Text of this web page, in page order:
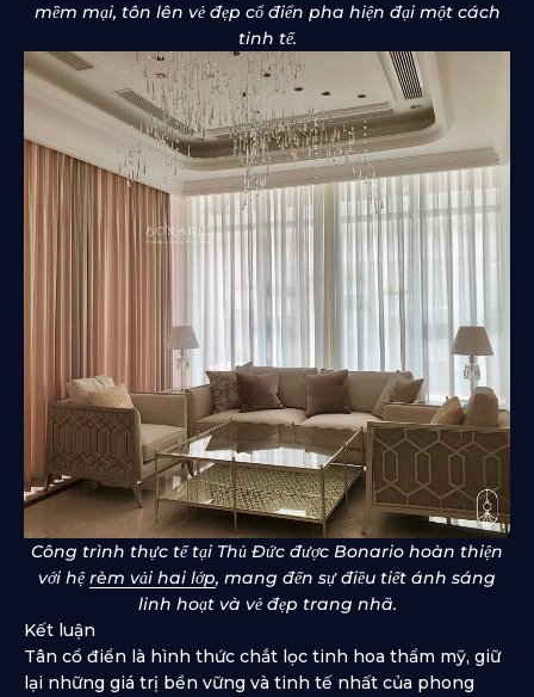
mềm mại, tôn lên vẻ đẹp cổ điển pha hiện đại một cách
tinh tế.
Công trình thực tế tại Thủ Đức được Bonario hoàn thiện
với hệrèm vải hai lớp, mang đến sự điều tiết ánh sáng
linh hoạt và vẻ đẹp trang nhã.
Kết luận
Tân cổ điển là hình thức chắt lọc tinh hoa thẩm mỹ, giữ
lại những giá trị bền vững và tinh tế nhất của phong